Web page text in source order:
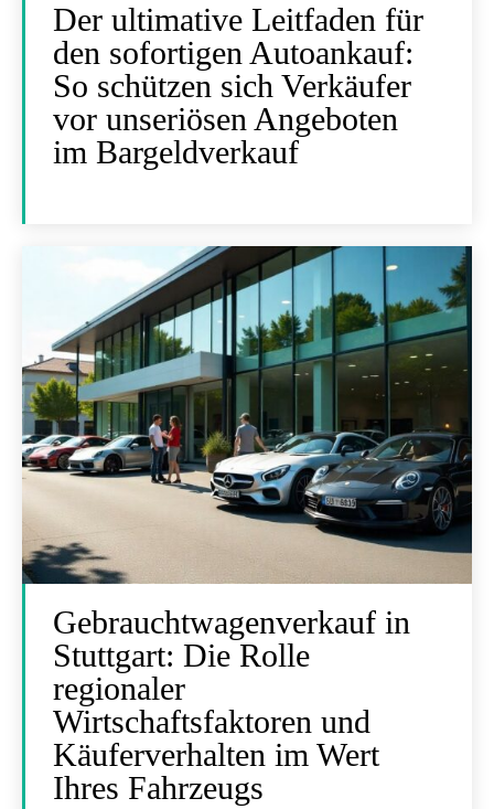
Der ultimative Leitfaden für
den sofortigen Autoankauf:
So schützen sich Verkäufer
vor unseriösen Angeboten
im Bargeldverkauf
Gebrauchtwagenverkauf in
Stuttgart: Die Rolle
regionaler
Wirtschaftsfaktoren und
Käuferverhalten im Wert
Ihres Fahrzeugs